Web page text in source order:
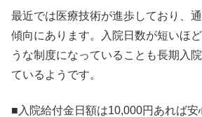
最近では医療技術が進歩しており、
傾向にあります。入院日数が短いほ
うな制度になっていることも長期入
ているようです。
■入院給付金日額は10,000円あれば